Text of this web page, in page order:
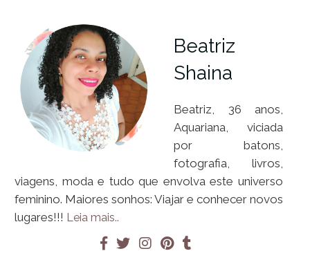
Beatriz
Shaina
Beatriz, 36 anos,
Aquariana, viciada
por batons,
fotografia, livros,
viagens, moda e tudo que envolva este universo
feminino. Maiores sonhos: Viajar e conhecer novos
lugares!!! Leia mais..